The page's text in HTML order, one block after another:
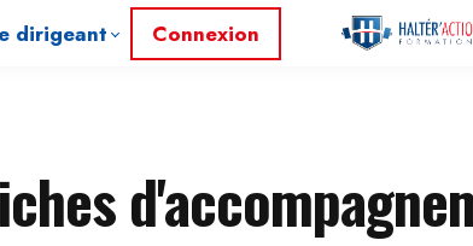
dirigeant Connexion